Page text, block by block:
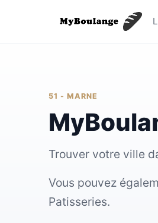
51 - MARNE
Trouver votre ville
Vous pouvez
Patisseries.